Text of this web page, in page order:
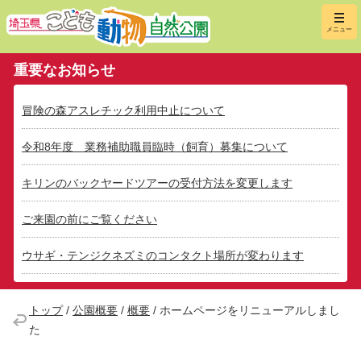
埼玉県
メニュー
重要なお知らせ
冒険の森アスレチック利用中止について
令和8年度 業務補助職員臨時（飼育）募集について
キリンのバックヤードツアーの受付方法を変更します
ご来園の前にご覧ください
ウサギ・テンジクネズミのコンタクト場所が変わります
トップ/ 公園概要 / 概要 / ホームページをリニューアルしまし
た